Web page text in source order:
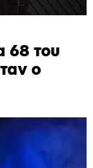
68 του
ο